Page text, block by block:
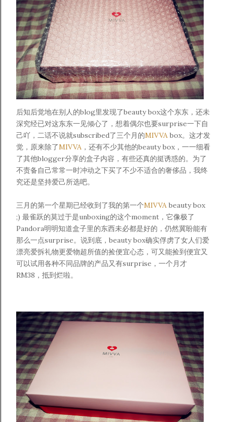
后知后觉地在别人的blog里发现了beauty box这个东东，还未
深究经已对这东东一见倾心了，想着偶尔也要surprise一下自
己吖，二话不说就subscribed了三个月的MIVVA box。这才发
觉，原来除了MIVVA ，还有不少其他的beauty box，一一细看
了其他blogger分享的盒子内容，有些还真的挺诱惑的。为了
不责备自己常常一时冲动之下买了不少不适合的奢侈品，我终
究还是坚持爱己所选吧。
三月的第一个星期已经收到了我的第一个MIVVA beauty box
;) 最雀跃的莫过于是unboxing的这个moment，它像极了
Pandora明明知道盒子里的东西未必都是好的，仍然冀盼能有
那么一点surprise。说到底，beauty box确实俘虏了女人们爱
漂亮爱拆礼物更爱物超所值的捡便宜心态，可又能捡到便宜又
可以试用各种不同品牌的产品又有surprise，一个月才
RM38，抵到烂啦。